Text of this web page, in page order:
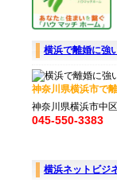
横浜で離婚に強
神奈川県横浜市で
神奈川県横浜市中
045-550-3383
横浜ネットビジ